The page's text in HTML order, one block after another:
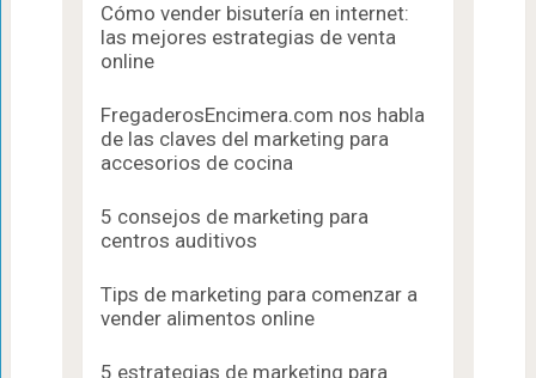
Cómo vender bisutería en internet:
las mejores estrategias de venta
online
FregaderosEncimera.com nos habla
de las claves del marketing para
accesorios de cocina
5 consejos de marketing para
centros auditivos
Tips de marketing para comenzar a
vender alimentos online
5 estrategias de marketing para